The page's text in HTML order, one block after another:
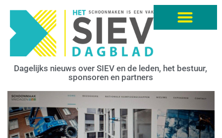
Dagelijks nieuws over SIEV en de leden, het bestuur,
sponsoren en partners